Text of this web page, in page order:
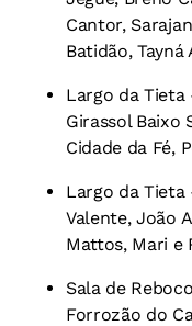
Cantor,
Batidão, Tayná
Largo da Tieta
Girassol Baixo
Cidade da Fé,
Largo da Tieta
Valente, João
Mattos, Mari e
Sala de
Forrozão do